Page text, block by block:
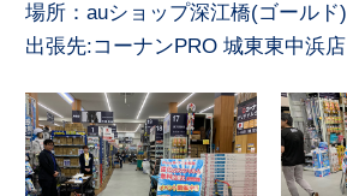
場所：auショップ深江橋(ゴールド)
出張先:コーナンPRO 城東東中浜店